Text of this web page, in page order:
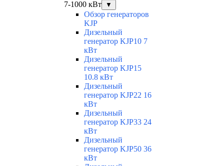
7-1000 кВт
▼
Обзор генераторов
KJP
Дизельный
генератор KJP10 7
кВт
Дизельный
генератор KJP15
10.8 кВт
Дизельный
генератор KJP22 16
кВт
Дизельный
генератор KJP33 24
кВт
Дизельный
генератор KJP50 36
кВт